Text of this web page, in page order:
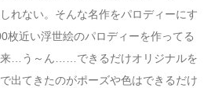
れない。そんな名作をパロディーにす
枚近い浮世絵のパロディーを作ってる
来…う～ん……できるだけオリジナルを
出てきたのがポーズや色はできるだけ